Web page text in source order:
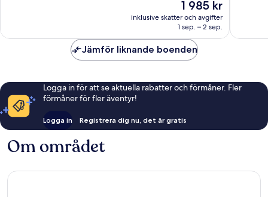
Priset
1 985 kr
1 985 kr
inklusive skatter och avgifter
1 sep. – 2 sep.
Jämför liknande boenden
Logga in för att se aktuella rabatter och förmåner. Fler
förmåner för fler äventyr!
Logga in Registrera dig nu, det är gratis
Om området